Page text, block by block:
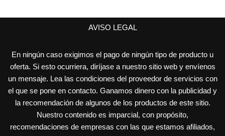
AVISO LEGAL
En ningún caso exigimos el pago de ningún tipo de producto u
oferta. Si esto ocurriera, diríjase a nuestro sitio web y envíenos
un mensaje. Lea las condiciones del proveedor de servicios con
el que se pone en contacto. Ganamos dinero con la publicidad y
la recomendación de algunos de los productos de este sitio.
Nuestro contenido es imparcial, con propósito,
recomendaciones de empresas con las que estamos afiliados,